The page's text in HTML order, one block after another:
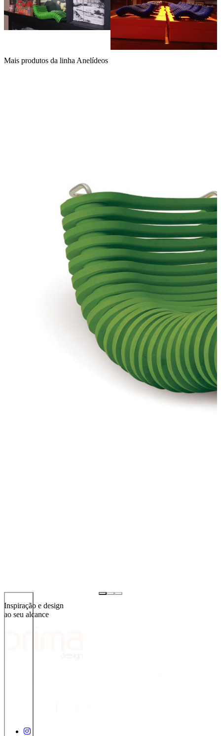
Mais produtos da linha Anelídeos
Inspiração e design
ao seu alcance